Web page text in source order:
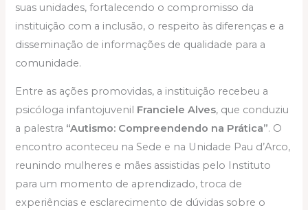
suas unidades, fortalecendo o compromisso da
instituição com a inclusão, o respeito às diferenças e a
disseminação de informações de qualidade para a
comunidade.
Entre as ações promovidas, a instituição recebeu a
psicóloga infantojuvenil Franciele Alves, que conduziu
a palestra “Autismo: Compreendendo na Prática”. O
encontro aconteceu na Sede e na Unidade Pau d’Arco,
reunindo mulheres e mães assistidas pelo Instituto
para um momento de aprendizado, troca de
experiências e esclarecimento de dúvidas sobre o